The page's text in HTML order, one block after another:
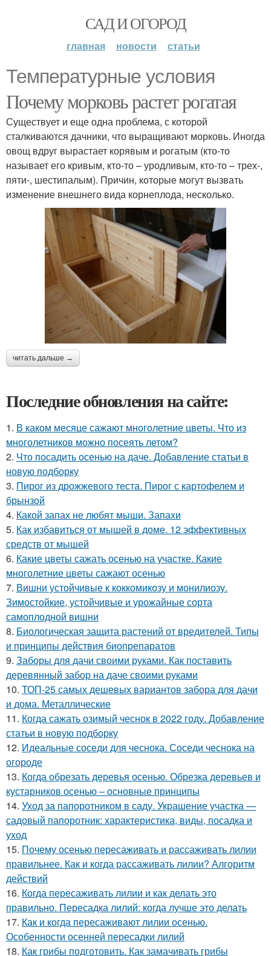
САД И ОГОРОД
главная новости статьи
Температурные условия
Почему морковь растет рогатая
Существует и еще одна проблема, с которой
сталкиваются дачники, что выращивают морковь. Иногда
овощ вдруг вырастает корявым и рогатым (кто-то
называет его кривым, кто-то – уродливым, кто-то – трех-,
пяти-, шестипалым). Причин, которые могут вызвать
изменение внешнего вида корнеплода, несколько.
читать дальше →
Последние обновления на сайте:
1. В каком месяце сажают многолетние цветы. Что из
многолетников можно посеять летом?
2. Что посадить осенью на даче. Добавление статьи в
новую подборку
3. Пирог из дрожжевого теста. Пирог с картофелем и
брынзой
4. Какой запах не любят мыши. Запахи
5. Как избавиться от мышей в доме. 12 эффективных
средств от мышей
6. Какие цветы сажать осенью на участке. Какие
многолетние цветы сажают осенью
7. Вишни устойчивые к коккомикозу и монилиозу.
Зимостойкие, устойчивые и урожайные сорта
самоплодной вишни
8. Биологическая защита растений от вредителей. Типы
и принципы действия биопрепаратов
9. Заборы для дачи своими руками. Как поставить
деревянный забор на даче своими руками
10. ТОП-25 самых дешевых вариантов забора для дачи
и дома. Металлические
11. Когда сажать озимый чеснок в 2022 году. Добавление
статьи в новую подборку
12. Идеальные соседи для чеснока. Соседи чеснока на
огороде
13. Когда обрезать деревья осенью. Обрезка деревьев и
кустарников осенью – основные принципы
14. Уход за папоротником в саду. Украшение участка —
садовый папоротник: характеристика, виды, посадка и
уход
15. Почему осенью пересаживать и рассаживать лилии
правильнее. Как и когда рассаживать лилии? Алгоритм
действий
16. Когда пересаживать лилии и как делать это
правильно. Пересадка лилий: когда лучше это делать
17. Как и когда пересаживают лилии осенью.
Особенности осенней пересадки лилий
18. Как грибы подготовить. Как замачивать грибы